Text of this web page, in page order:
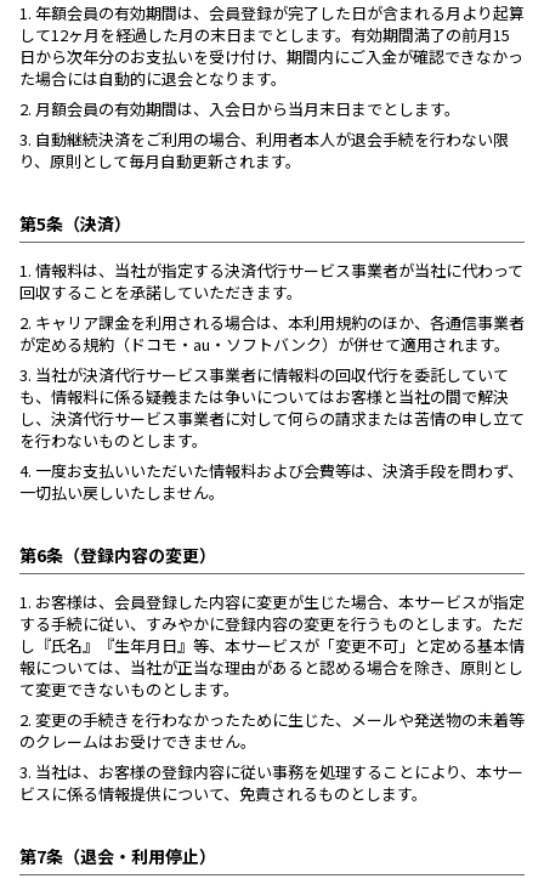
1. 年額会員の有効期間は、会員登録が完了した日が含まれる月より起算
して12ヶ月を経過した月の末日までとします。有効期間満了の前月15
日から次年分のお支払いを受け付け、期間内にご入金が確認できなかっ
た場合には自動的に退会となります。
2. 月額会員の有効期間は、入会日から当月末日までとします。
3. 自動継続決済をご利用の場合、利用者本人が退会手続を行わない限
り、原則として毎月自動更新されます。
第5条（決済）
1. 情報料は、当社が指定する決済代行サービス事業者が当社に代わって
回収することを承諾していただきます。
2. キャリア課金を利用される場合は、本利用規約のほか、各通信事業者
が定める規約（ドコモ・au・ソフトバンク）が併せて適用されます。
3. 当社が決済代行サービス事業者に情報料の回収代行を委託していて
も、情報料に係る疑義または争いについてはお客様と当社の間で解決
し、決済代行サービス事業者に対して何らの請求または苦情の申し立て
を行わないものとします。
4. 一度お支払いいただいた情報料および会費等は、決済手段を問わず、
一切払い戻しいたしません。
第6条（登録内容の変更）
1. お客様は、会員登録した内容に変更が生じた場合、本サービスが指定
する手続に従い、すみやかに登録内容の変更を行うものとします。ただ
し『氏名』『生年月日』等、本サービスが「変更不可」と定める基本情
報については、当社が正当な理由があると認める場合を除き、原則とし
て変更できないものとします。
2. 変更の手続きを行わなかったために生じた、メールや発送物の未着等
のクレームはお受けできません。
3. 当社は、お客様の登録内容に従い事務を処理することにより、本サー
ビスに係る情報提供について、免責されるものとします。
第7条（退会・利用停止）